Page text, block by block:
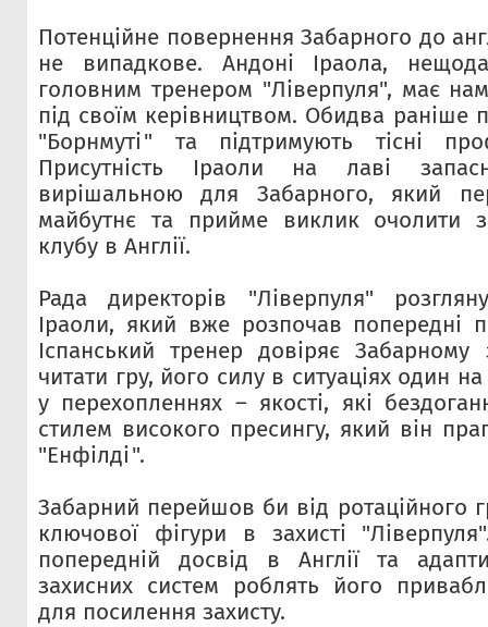
Потенційне повернення Забарного до
не випадкове. Андоні Іраола,
головним тренером "Ліверпуля", має
під своїм керівництвом. Обидва раніше
"Борнмуті" та підтримують тісні
Присутність Іраоли на лаві
вирішальною для Забарного, який
майбутнє та прийме виклик очолити
клубу в Англії.
Рада директорів "Ліверпуля"
Іраоли, який вже розпочав попередні
Іспанський тренер довіряє Забарному
читати гру, його силу в ситуаціях один
у перехопленнях – якості, які
стилем високого пресингу, який він
"Енфілді".
Забарний перейшов би від ротаційного
ключової фігури в захисті
попередній досвід в Англії та
захисних систем роблять його
для посилення захисту.